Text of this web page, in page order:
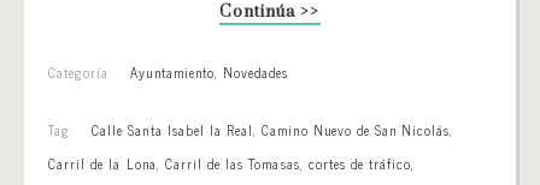
Continúa >>
Categoría: Ayuntamiento, Novedades
Tag: Calle Santa Isabel la Real,Camino Nuevo de San Nicolás,
Carril de la Lona, Carril de las Tomasas, cortes de tráfico,